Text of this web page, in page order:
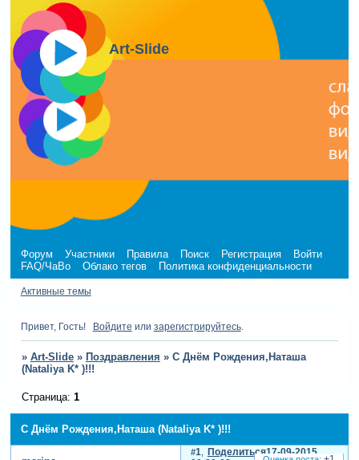
Art-Slide
Форум Участники Правила Поиск Регистрация
Войти
FAQ/ЧаВо
Облако тегов Политика конфиденциальности
Активные темы
Привет, Гость! Войдите или зарегистрируйтесь.
» Art-Slide » Поздравления » С Днём Рождения,Наташа
(Nataliya K* )!!!
С Днём Рождения,Наташа (Nataliya K* )!!!
Страница: 1
Поделиться
1
17-09-2015